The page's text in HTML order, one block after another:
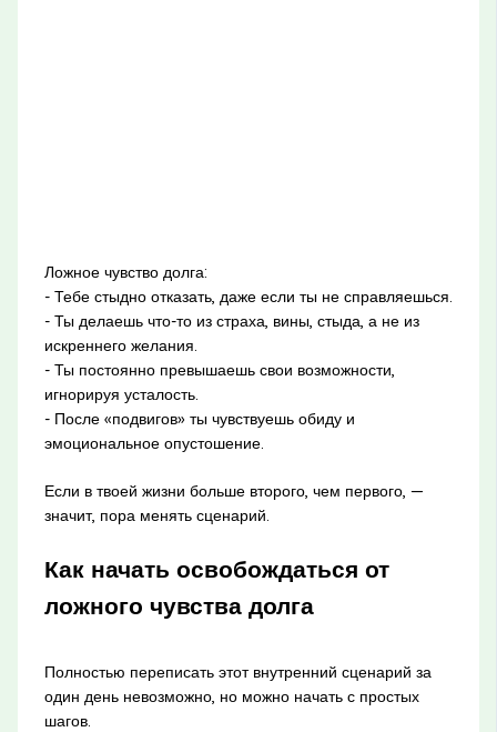
Ложное чувство долга:
- Тебе стыдно отказать, даже если ты не справляешься.
- Ты делаешь что-то из страха, вины, стыда, а не из
искреннего желания.
- Ты постоянно превышаешь свои возможности,
игнорируя усталость.
- После «подвигов» ты чувствуешь обиду и
эмоциональное опустошение.
Если в твоей жизни больше второго, чем первого, —
значит, пора менять сценарий.
Как начать освобождаться от
ложного чувства долга
Полностью переписать этот внутренний сценарий за
один день невозможно, но можно начать с простых
шагов.